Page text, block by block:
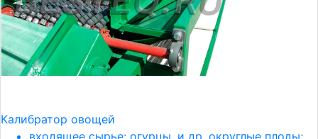
Калибратор овощей
входящее сырье: огурцы, и др. округлые плоды;